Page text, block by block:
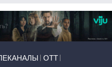
ОТТ